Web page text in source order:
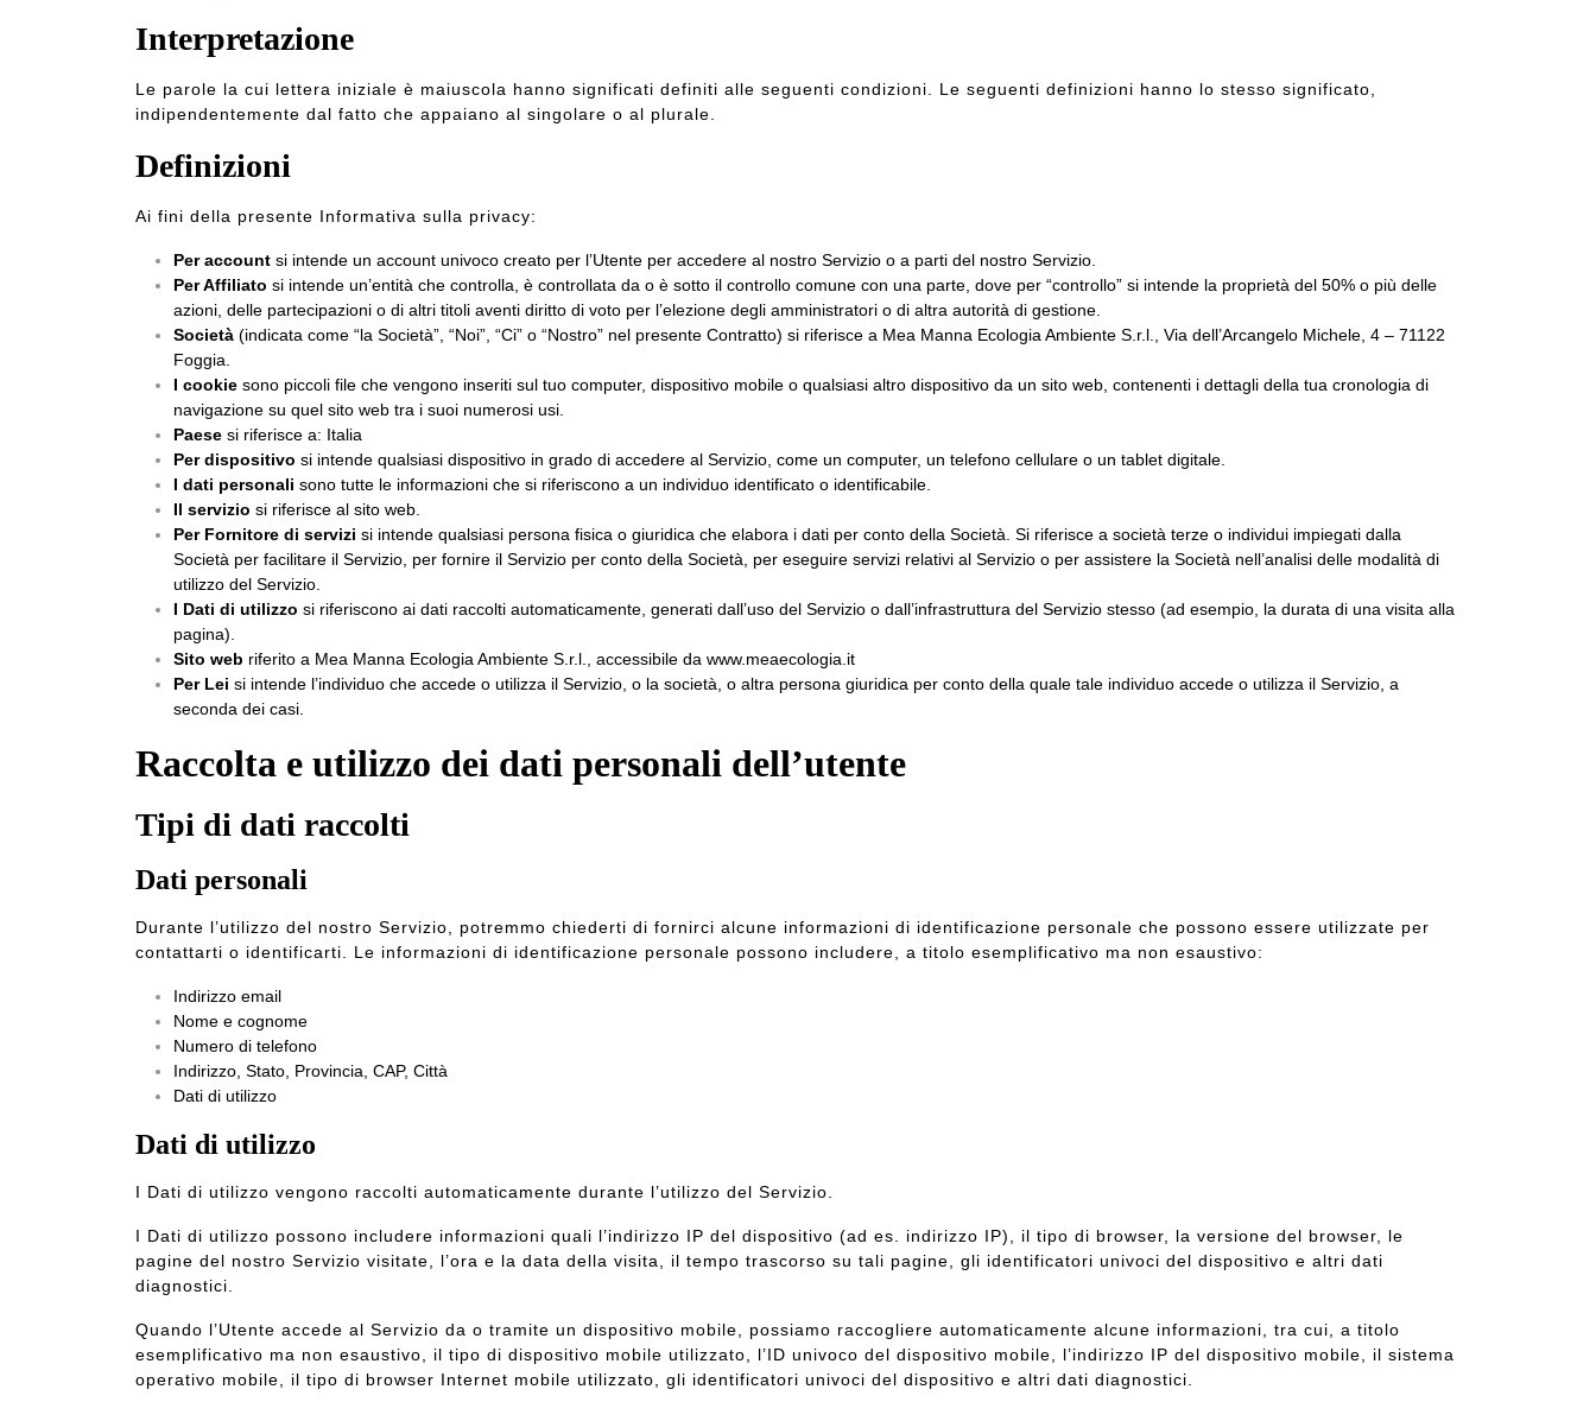
Interpretazione
Le parole la cui lettera iniziale è maiuscola hanno significati definiti alle seguenti condizioni. Le seguenti definizioni hanno lo stesso significato,
indipendentemente dal fatto che appaiano al singolare o al plurale.
Definizioni
Ai fini della presente Informativa sulla privacy:
Per account si intende un account univoco creato per l’Utente per accedere al nostro Servizio o a parti del nostro Servizio.
Per Affiliato si intende un’entità che controlla, è controllata da o è sotto il controllo comune con una parte, dove per “controllo” si intende la proprietà del 50% o più delle
azioni, delle partecipazioni o di altri titoli aventi diritto di voto per l’elezione degli amministratori o di altra autorità di gestione.
Società (indicata come “la Società”, “Noi”, “Ci” o “Nostro” nel presente Contratto) si riferisce a Mea Manna Ecologia Ambiente S.r.l., Via dell’Arcangelo Michele, 4 – 71122
Foggia.
I cookie sono piccoli file che vengono inseriti sul tuo computer, dispositivo mobile o qualsiasi altro dispositivo da un sito web, contenenti i dettagli della tua cronologia di
navigazione su quel sito web tra i suoi numerosi usi.
Paese si riferisce a: Italia
Per dispositivo si intende qualsiasi dispositivo in grado di accedere al Servizio, come un computer, un telefono cellulare o un tablet digitale.
I dati personali sono tutte le informazioni che si riferiscono a un individuo identificato o identificabile.
Il servizio si riferisce al sito web.
Per Fornitore di servizi si intende qualsiasi persona fisica o giuridica che elabora i dati per conto della Società. Si riferisce a società terze o individui impiegati dalla
Società per facilitare il Servizio, per fornire il Servizio per conto della Società, per eseguire servizi relativi al Servizio o per assistere la Società nell’analisi delle modalità di
utilizzo del Servizio.
I Dati di utilizzo si riferiscono ai dati raccolti automaticamente, generati dall’uso del Servizio o dall’infrastruttura del Servizio stesso (ad esempio, la durata di una visita alla
pagina).
Sito web riferito a Mea Manna Ecologia Ambiente S.r.l., accessibile da www.meaecologia.it
Per Lei si intende l’individuo che accede o utilizza il Servizio, o la società, o altra persona giuridica per conto della quale tale individuo accede o utilizza il Servizio, a
seconda dei casi.
Raccolta e utilizzo dei dati personali dell’utente
Tipi di dati raccolti
Dati personali
Durante l’utilizzo del nostro Servizio, potremmo chiederti di fornirci alcune informazioni di identificazione personale che possono essere utilizzate per
contattarti o identificarti. Le informazioni di identificazione personale possono includere, a titolo esemplificativo ma non esaustivo:
Indirizzo email
Nome e cognome
Numero di telefono
Indirizzo, Stato, Provincia, CAP, Città
Dati di utilizzo
Dati di utilizzo
I Dati di utilizzo vengono raccolti automaticamente durante l’utilizzo del Servizio.
I Dati di utilizzo possono includere informazioni quali l’indirizzo IP del dispositivo (ad es. indirizzo IP), il tipo di browser, la versione del browser, le
pagine del nostro Servizio visitate, l’ora e la data della visita, il tempo trascorso su tali pagine, gli identificatori univoci del dispositivo e altri dati
diagnostici.
Quando l’Utente accede al Servizio da o tramite un dispositivo mobile, possiamo raccogliere automaticamente alcune informazioni, tra cui, a titolo
esemplificativo ma non esaustivo, il tipo di dispositivo mobile utilizzato, l’ID univoco del dispositivo mobile, l’indirizzo IP del dispositivo mobile, il sistema
operativo mobile, il tipo di browser Internet mobile utilizzato, gli identificatori univoci del dispositivo e altri dati diagnostici.